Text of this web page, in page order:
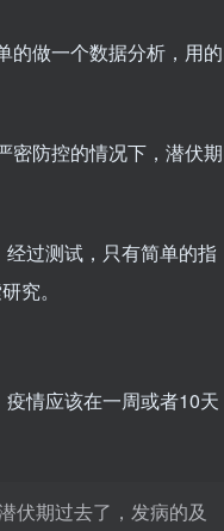
的做一个数据分析，用的
密防控的情况下，潜伏期
过测试，只有简单的指
究。
情应该在一周或者10天
伏期过去了，发病的及